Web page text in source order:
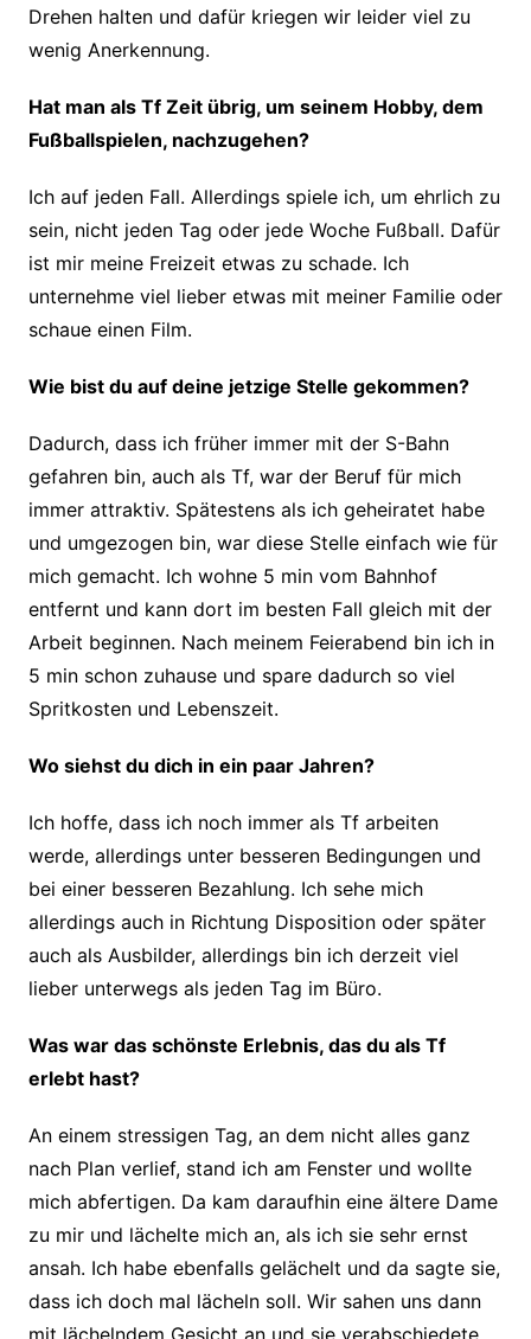
Drehen halten und dafür kriegen wir leider viel zu
wenig Anerkennung.
Hat man als Tf Zeit übrig, um seinem Hobby, dem
Fußballspielen, nachzugehen?
Ich auf jeden Fall. Allerdings spiele ich, um ehrlich zu
sein, nicht jeden Tag oder jede Woche Fußball. Dafür
ist mir meine Freizeit etwas zu schade. Ich
unternehme viel lieber etwas mit meiner Familie oder
schaue einen Film.​
Wie bist du auf deine jetzige Stelle gekommen?
Dadurch, dass ich früher immer mit der S-Bahn
gefahren bin, auch als Tf, war der Beruf für mich
immer attraktiv. Spätestens als ich geheiratet habe
und umgezogen bin, war diese Stelle einfach wie für
mich gemacht. Ich wohne 5 min vom Bahnhof
entfernt und kann dort im besten Fall gleich mit der
Arbeit beginnen. Nach meinem Feierabend bin ich in
5 min schon zuhause und spare dadurch so viel
Spritkosten und Lebenszeit.
Wo siehst du dich in ein paar Jahren?
Ich hoffe, dass ich noch immer als Tf arbeiten
werde, allerdings unter besseren Bedingungen und
bei einer besseren Bezahlung. Ich sehe mich
allerdings auch in Richtung Disposition oder später
auch als Ausbilder, allerdings bin ich derzeit viel
lieber unterwegs als jeden Tag im Büro.
Was war das schönste Erlebnis, das du als Tf
erlebt hast?
An einem stressigen Tag, an dem nicht alles ganz
nach Plan verlief, stand ich am Fenster und wollte
mich abfertigen. Da kam daraufhin eine ältere Dame
zu mir und lächelte mich an, als ich sie sehr ernst
ansah. Ich habe ebenfalls gelächelt und da sagte sie,
dass ich doch mal lächeln soll. Wir sahen uns dann
mit lächelndem Gesicht an und sie verabschiedete